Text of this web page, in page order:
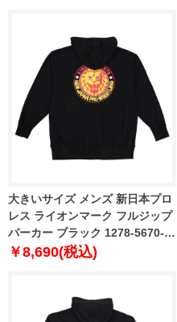
大きいサイズ メンズ 新日本プロ
レス ライオンマーク フルジップ
パーカー ブラック 1278-5670-1
3L 4L 5L 6L 8L
￥8,690(税込)